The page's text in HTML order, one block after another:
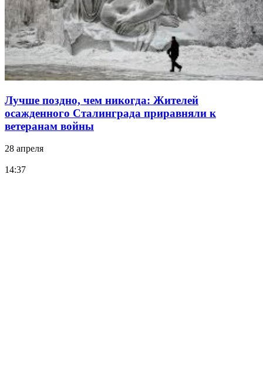
Лучше поздно, чем никогда: Жителей
осажденного Сталинграда приравняли к
ветеранам войны
28 апреля
14:37